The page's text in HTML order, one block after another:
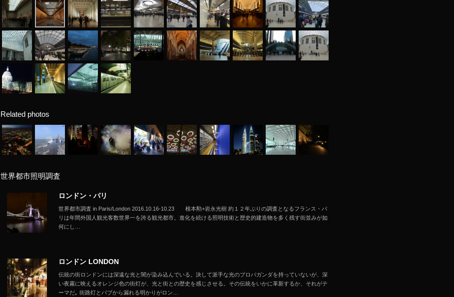
Related photos
世界都市照明調査
ロンドン・パリ
世界都市調査 in Paris/London 2016.10.16-10.23 根本勲+岩永光樹 約１２年ぶりの調査となるフランス・パ
リは年間外国人観光客数世界一を誇る観光都市。進化を続ける照明技術と歴史的建造物を多く残す街並みが如
何にし…
ロンドン LONDON
伝統の街ロンドンには深遠な光と闇が染み込んでいる。決して派手な光のプロパガンダを持っていないが、深
い夜霧に映えるオレンジ色の街灯が、光と街との歴史を感じさせる。その伝統をいかに革新するか、それがテ
ーマだ｡ 街路灯とパブから漏れる明かりがロン…